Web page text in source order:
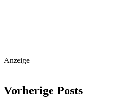
Anzeige
Vorherige Posts